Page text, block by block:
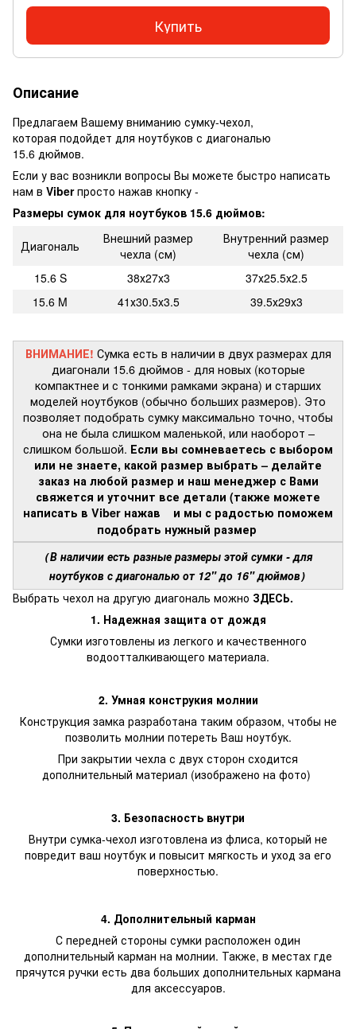
Купить
Описание
Предлагаем Вашему вниманию сумку-чехол,
которая подойдет для ноутбуков с диагональю
15.6 дюймов.
Если у вас возникли вопросы Вы можете быстро написать
нам в Viberпросто нажав кнопку -
Размеры сумок для ноутбуков 15.6 дюймов:
Диагональ
Внешний размер
чехла (см)
Внутренний размер
чехла (см)
15.6 S
38х27х3
37х25.5х2.5
15.6 M
41х30.5х3.5 39.5х29х3
ВНИМАНИЕ! Сумка есть в наличии в двух размерах для
диагонали 15.6 дюймов - для новых (которые
компактнее и с тонкими рамками экрана) и старших
моделей ноутбуков (обычно больших размеров). Это
позволяет подобрать сумку максимально точно, чтобы
она не была слишком маленькой, или наоборот –
слишком большой. Если вы сомневаетесь с выбором
или не знаете, какой размер выбрать – делайте
заказ на любой размер и наш менеджер с Вами
свяжется и уточнит все детали (также можете
написать в Viber нажав
и мы с радостью поможем
подобрать нужный размер
(В наличии есть разные размеры этой сумки - для
ноутбуков с диагональю от 12" до 16" дюймов )
Выбрать чехол на другую диагональ можно ЗДЕСЬ.
1. Надежная защита от дождя
Сумки изготовлены из легкого и качественного
водоотталкивающего материала.
2. Умная конструкия молнии
Конструкция замка разработана таким образом, чтобы не
позволить молнии потереть Ваш ноутбук.
При закрытии чехла с двух сторон сходится
дополнительный материал (изображено на фото)
3. Безопасность внутри
Внутри сумка-чехол изготовлена из флиса, который не
повредит ваш ноутбук и повысит мягкость и уход за его
поверхностью.
4. Дополнительный карман
С передней стороны сумки расположен один
дополнительный карман на молнии. Также, в местах где
прячутся ручки есть два больших дополнительных кармана
для аксессуаров.